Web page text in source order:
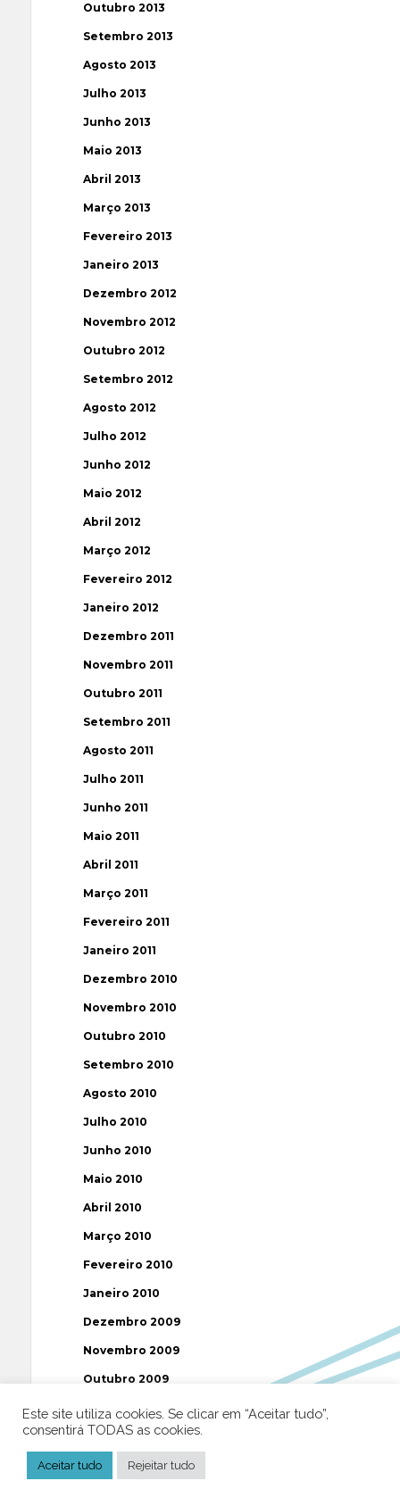
Outubro 2013
Setembro 2013
Agosto 2013
Julho 2013
Junho 2013
Maio 2013
Abril 2013
Março 2013
Fevereiro 2013
Janeiro 2013
Dezembro 2012
Novembro 2012
Outubro 2012
Setembro 2012
Agosto 2012
Julho 2012
Junho 2012
Maio 2012
Abril 2012
Março 2012
Fevereiro 2012
Janeiro 2012
Dezembro 2011
Novembro 2011
Outubro 2011
Setembro 2011
Agosto 2011
Julho 2011
Junho 2011
Maio 2011
Abril 2011
Março 2011
Fevereiro 2011
Janeiro 2011
Dezembro 2010
Novembro 2010
Outubro 2010
Setembro 2010
Agosto 2010
Julho 2010
Junho 2010
Maio 2010
Abril 2010
Março 2010
Fevereiro 2010
Janeiro 2010
Dezembro 2009
Novembro 2009
Outubro 2009
Setembro 2009
Agosto 2009
Julho 2009
Este site utiliza cookies. Se clicar em “Aceitar tudo”,
consentirá TODAS as cookies.
Aceitar tudo Rejeitar tudo